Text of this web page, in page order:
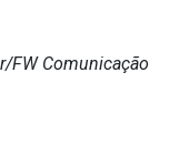
FW Comunicação